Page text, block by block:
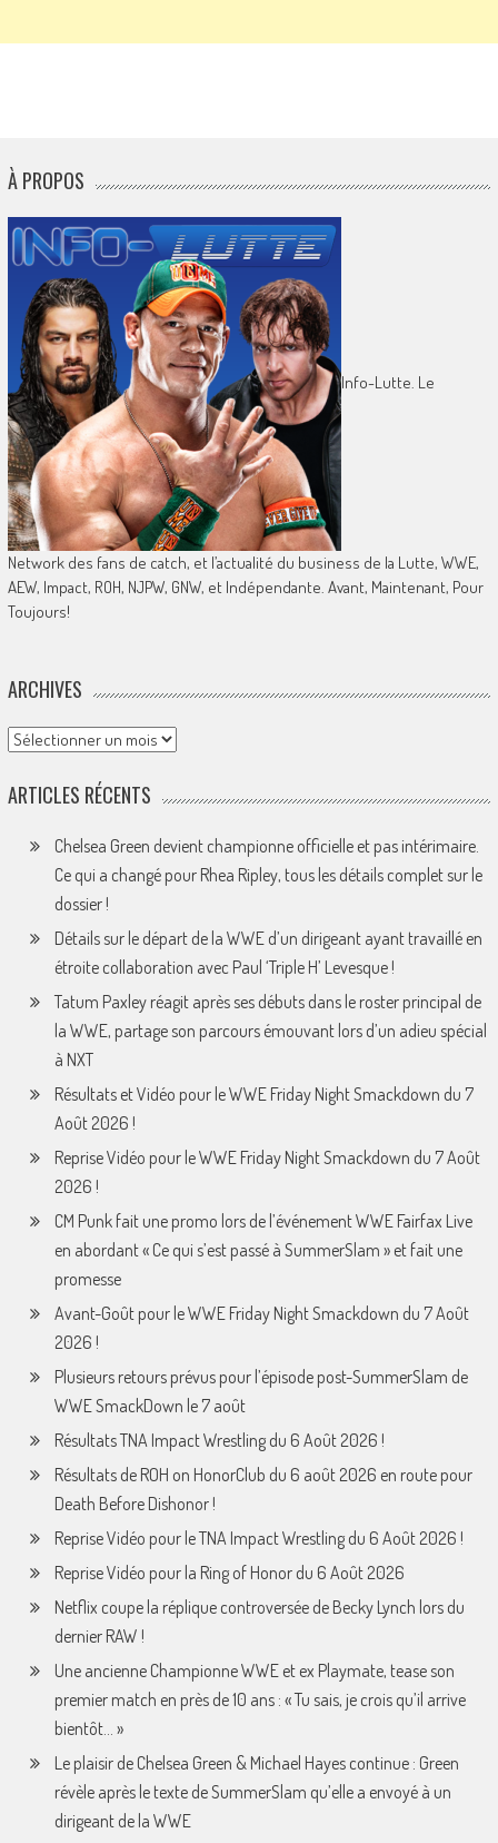
À PROPOS
Info-Lutte. Le
Network des fans de catch, et l’actualité du business de la Lutte, WWE,
AEW, Impact, ROH, NJPW, GNW, et Indépendante. Avant, Maintenant, Pour
Toujours!
ARCHIVES
Archives
ARTICLES RÉCENTS
Chelsea Green devient championne officielle et pas intérimaire.
Ce qui a changé pour Rhea Ripley, tous les détails complet sur le
dossier !
Détails sur le départ de la WWE d’un dirigeant ayant travaillé en
étroite collaboration avec Paul ‘Triple H’ Levesque !
Tatum Paxley réagit après ses débuts dans le roster principal de
la WWE, partage son parcours émouvant lors d’un adieu spécial
à NXT
Résultats et Vidéo pour le WWE Friday Night Smackdown du 7
Août 2026 !
Reprise Vidéo pour le WWE Friday Night Smackdown du 7 Août
2026 !
CM Punk fait une promo lors de l’événement WWE Fairfax Live
en abordant « Ce qui s’est passé à SummerSlam » et fait une
promesse
Avant-Goût pour le WWE Friday Night Smackdown du 7 Août
2026 !
Plusieurs retours prévus pour l’épisode post-SummerSlam de
WWE SmackDown le 7 août
Résultats TNA Impact Wrestling du 6 Août 2026 !
Résultats de ROH on HonorClub du 6 août 2026 en route pour
Death Before Dishonor !
Reprise Vidéo pour le TNA Impact Wrestling du 6 Août 2026 !
Reprise Vidéo pour la Ring of Honor du 6 Août 2026
Netflix coupe la réplique controversée de Becky Lynch lors du
dernier RAW !
Une ancienne Championne WWE et ex Playmate, tease son
premier match en près de 10 ans : « Tu sais, je crois qu’il arrive
bientôt… »
Le plaisir de Chelsea Green & Michael Hayes continue : Green
révèle après le texte de SummerSlam qu’elle a envoyé à un
dirigeant de la WWE